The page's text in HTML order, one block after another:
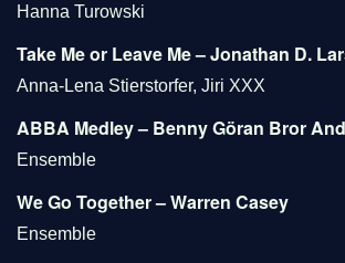
Hanna Turowski
Take Me or Leave Me – Jonathan D.
Anna-Lena Stierstorfer, Jiri XXX
ABBA Medley – Benny Göran Bror
Ensemble
We Go Together – Warren Casey
Ensemble